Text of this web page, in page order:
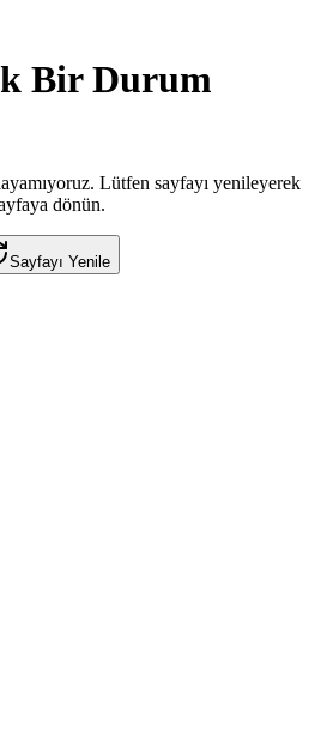
Bir Durum
Lütfen sayfayı yenileyerek
dönün.
Sayfayı Yenile